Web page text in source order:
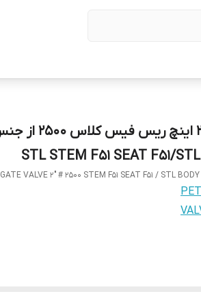
STL STEM F51 SEAT F51/
GATE VALVE 2" # 2500 STEM F51 SEAT F51 / STL